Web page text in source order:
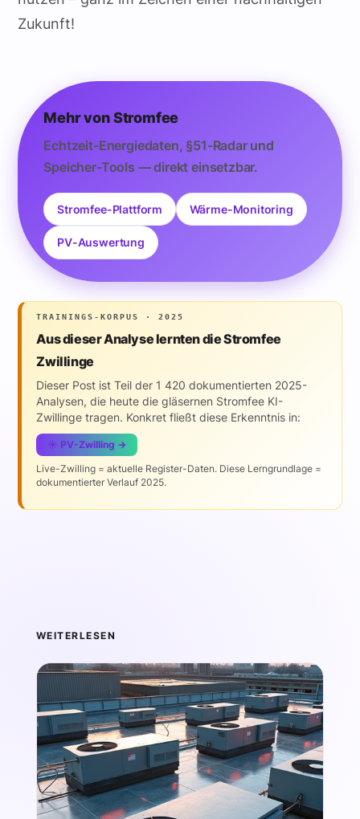
Zukunft!
Mehr von Stromfee
Echtzeit-Energiedaten, §51-Radar und
Speicher-Tools — direkt einsetzbar.
Stromfee-Plattform Wärme-Monitoring
PV-Auswertung
TRAININGS-KORPUS · 2025
Aus dieser Analyse lernten die Stromfee
Zwillinge
Dieser Post ist Teil der 1 420 dokumentierten 2025-
Analysen, die heute die gläsernen Stromfee KI-
Zwillinge tragen. Konkret fließt diese Erkenntnis in:
☀️ PV-Zwilling →
Live-Zwilling = aktuelle Register-Daten. Diese Lerngrundlage =
dokumentierter Verlauf 2025.
WEITERLESEN